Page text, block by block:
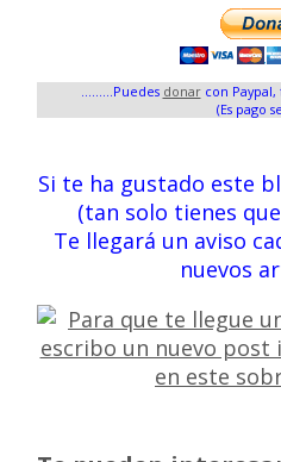
.........Puedes donarcon Paypal,
(Es pago
Si te ha gustado este
(tan solo tienes
Te llegará un aviso
nuevos